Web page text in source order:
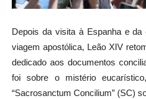
Depois da visita à Espanha e da
viagem apostólica, Leão XIV
dedicado aos documentos
foi sobre o mistério
“Sacrosanctum Concilium” (SC)